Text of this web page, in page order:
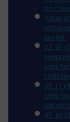
Часы
рынке
52. а)
49. г)
45. в)